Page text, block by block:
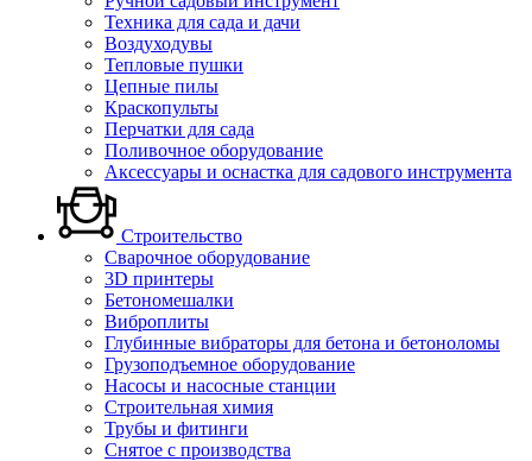
Техника для сада и дачи
Воздуходувы
Тепловые пушки
Цепные пилы
Краскопульты
Перчатки для сада
Поливочное оборудование
Аксессуары и оснастка для садового инструмента
Строительство
Сварочное оборудование
3D принтеры
Бетономешалки
Виброплиты
Глубинные вибраторы для бетона и бетоноломы
Грузоподъемное оборудование
Насосы и насосные станции
Строительная химия
Трубы и фитинги
Снятое с производства